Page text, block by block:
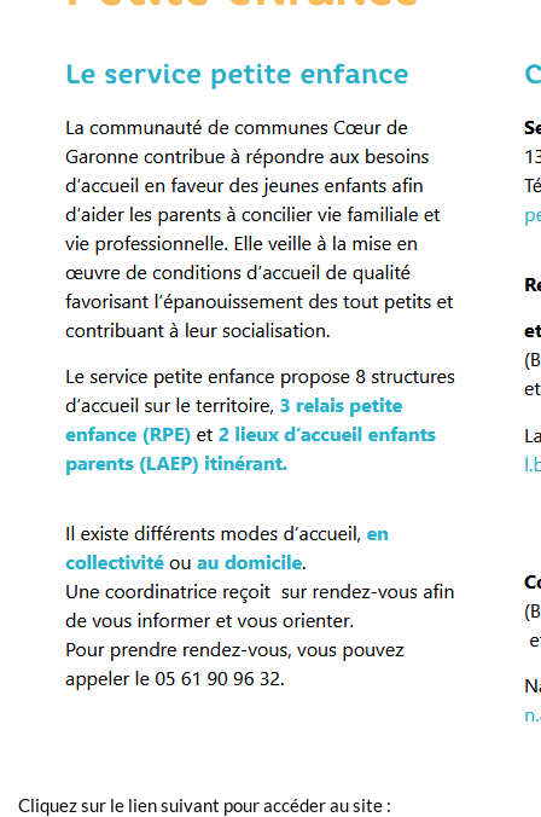
Cliquez sur le lien suivant pour accéder au site :